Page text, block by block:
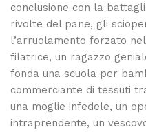
conclusione con la
rivolte del pane, gli
l’arruolamento forzato
filatrice, un ragazzo
fonda una scuola per
commerciante di tessuti
una moglie infedele, un
intraprendente, un